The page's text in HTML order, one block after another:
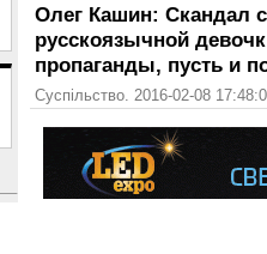
Олег Кашин: Скандал
русскоязычной
пропаганды, пусть и
Суспільство. 2016-02-08